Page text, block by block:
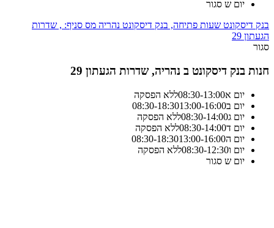
יום ש סגור
בנק דיסקונט שעות פתיחה, בנק דיסקונט נהריה מס סניף: , שדרות
הגעתון 29
סגור
חנות בנק דיסקונט ב נהריה, שדרות הגעתון 29
יום א 08:30-13:00
ללא הפסקה
יום ב
08:30-18:3013:00-16:00
יום ג
08:30-14:00
ללא הפסקה
יום ד
08:30-14:00
ללא הפסקה
יום ה
08:30-18:3013:00-16:00
יום ו
08:30-12:30
ללא הפסקה
יום ש סגור